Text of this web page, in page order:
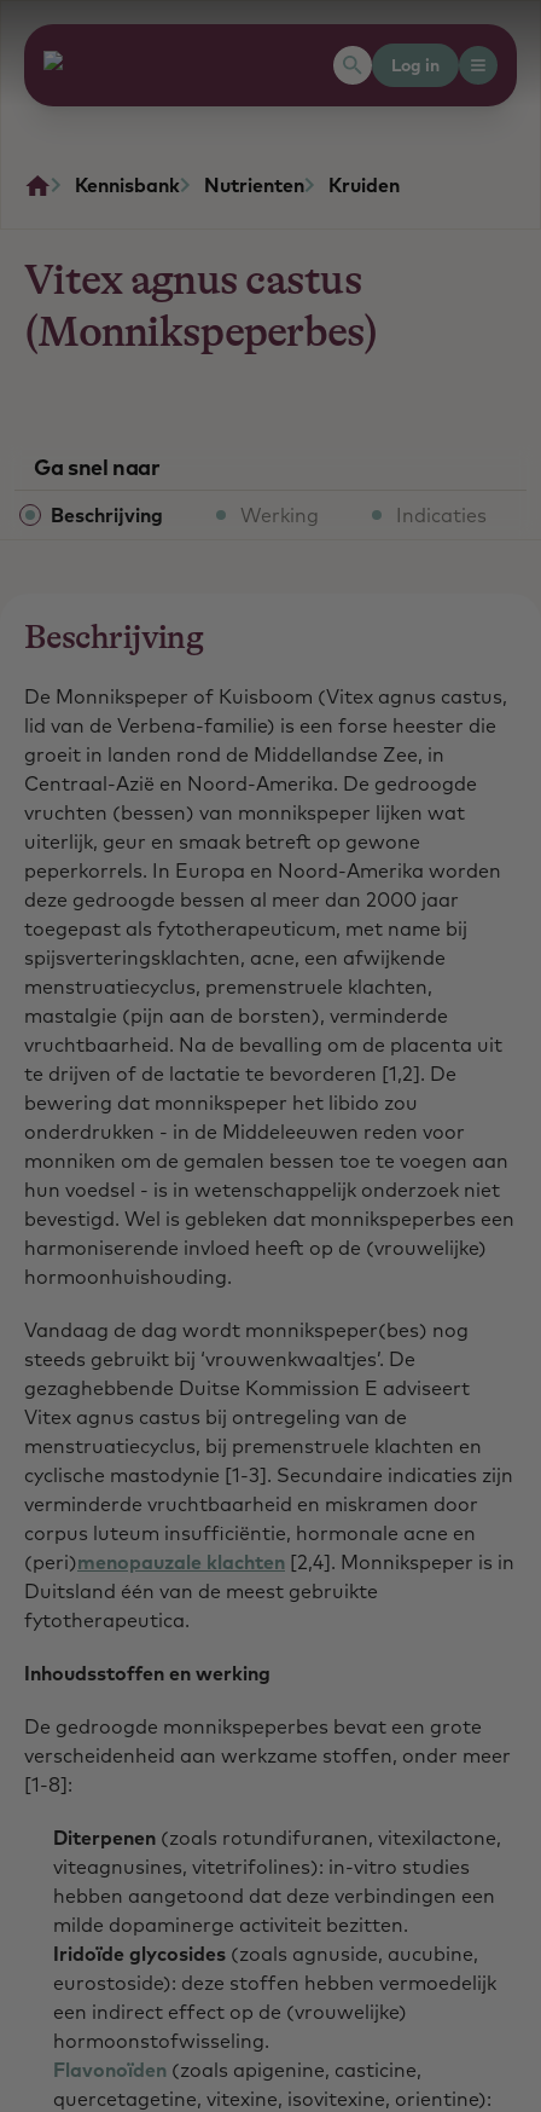
Log in
Kennisbank Nutrienten Kruiden
Vitex agnus castus
(Monnikspeperbes)
Ga snel naar
Beschrijving Werking Indicaties
Beschrijving
De Monnikspeper of Kuisboom (Vitex agnus castus,
lid van de Verbena-familie) is een forse heester die
groeit in landen rond de Middellandse Zee, in
Centraal-Azië en Noord-Amerika. De gedroogde
vruchten (bessen) van monnikspeper lijken wat
uiterlijk, geur en smaak betreft op gewone
peperkorrels. In Europa en Noord-Amerika worden
deze gedroogde bessen al meer dan 2000 jaar
toegepast als fytotherapeuticum, met name bij
spijsverteringsklachten, acne, een afwijkende
menstruatiecyclus, premenstruele klachten,
mastalgie (pijn aan de borsten), verminderde
vruchtbaarheid. Na de bevalling om de placenta uit
te drijven of de lactatie te bevorderen [1,2]. De
bewering dat monnikspeper het libido zou
onderdrukken - in de Middeleeuwen reden voor
monniken om de gemalen bessen toe te voegen aan
hun voedsel - is in wetenschappelijk onderzoek niet
bevestigd. Wel is gebleken dat monnikspeperbes een
harmoniserende invloed heeft op de (vrouwelijke)
hormoonhuishouding.
Vandaag de dag wordt monnikspeper(bes) nog
steeds gebruikt bij ‘vrouwenkwaaltjes’. De
gezaghebbende Duitse Kommission E adviseert
Vitex agnus castus bij ontregeling van de
menstruatiecyclus, bij premenstruele klachten en
cyclische mastodynie [1-3]. Secundaire indicaties zijn
verminderde vruchtbaarheid en miskramen door
corpus luteum insufficiëntie, hormonale acne en
(peri)menopauzale klachten [2,4]. Monnikspeper is in
Duitsland één van de meest gebruikte
fytotherapeutica.
Inhoudsstoffen en werking
De gedroogde monnikspeperbes bevat een grote
verscheidenheid aan werkzame stoffen, onder meer
[1-8]:
Diterpenen (zoals rotundifuranen, vitexilactone,
viteagnusines, vitetrifolines): in-vitro studies
hebben aangetoond dat deze verbindingen een
milde dopaminerge activiteit bezitten.
Iridoïde glycosides (zoals agnuside, aucubine,
eurostoside): deze stoffen hebben vermoedelijk
een indirect effect op de (vrouwelijke)
hormoonstofwisseling.
Flavonoïden (zoals apigenine, casticine,
quercetagetine, vitexine, isovitexine, orientine):